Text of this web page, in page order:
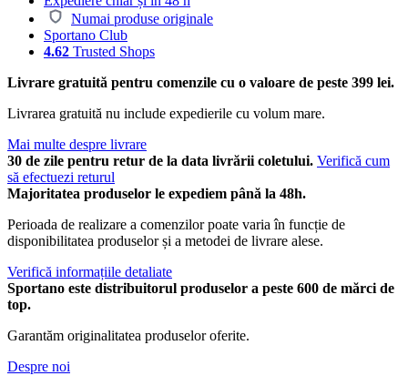
Numai produse originale
Sportano Club
4.62 Trusted Shops
Livrare gratuită pentru comenzile cu o valoare de peste 399 lei.
Livrarea gratuită nu include expedierile cu volum mare.
Mai multe despre livrare
30 de zile pentru retur de la data livrării coletului. Verifică cum
să efectuezi returul
Majoritatea produselor le expediem până la 48h.
Perioada de realizare a comenzilor poate varia în funcție de
disponibilitatea produselor și a metodei de livrare alese.
Verifică informațiile detaliate
Sportano este distribuitorul produselor a peste 600 de mărci de
top.
Garantăm originalitatea produselor oferite.
Despre noi